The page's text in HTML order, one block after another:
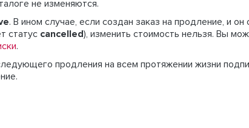
не изменяются.
. В ином случае, если создан заказ на продление, и
статус cancelled), изменить стоимость нельзя. Вы
.
продления на всем протяжении жизни